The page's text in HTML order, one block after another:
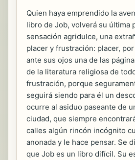
Quien haya emprendido la
libro de Job, volverá su última
sensación agridulce, una
placer y frustración: placer,
ante sus ojos una de las
de la literatura religiosa de
frustración, porque
seguirá siendo para él un
ocurre al asiduo paseante de
ciudad, que siempre
calles algún rincón incógnito
anonada y le hace pensar. Se
que Job es un libro difícil. Su